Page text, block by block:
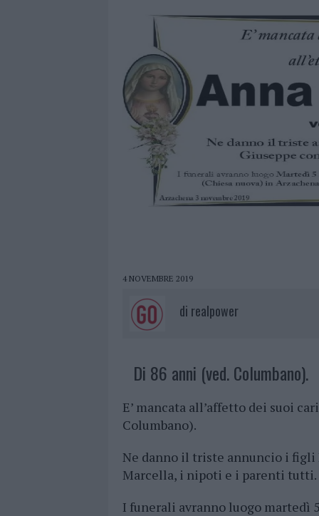
4 NOVEMBRE 2019
di realpower
Di 86 anni (ved. Columbano).
E’ mancata all’affetto dei suoi
Columbano).
Ne danno il triste annuncio i figli
Marcella, i nipoti e i parenti tutti.
I funerali avranno luogo martedì